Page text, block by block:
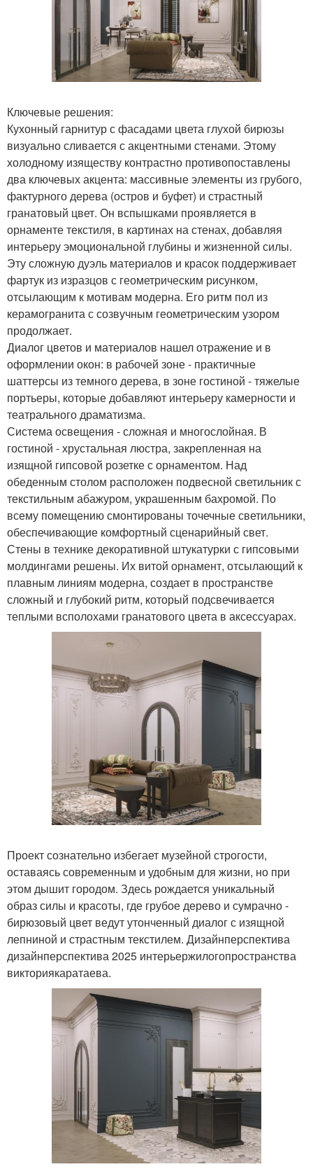
Ключевые решения:
Кухонный гарнитур с фасадами цвета глухой бирюзы
визуально сливается с акцентными стенами. Этому
холодному изяществу контрастно противопоставлены
два ключевых акцента: массивные элементы из грубого,
фактурного дерева (остров и буфет) и страстный
гранатовый цвет. Он вспышками проявляется в
орнаменте текстиля, в картинах на стенах, добавляя
интерьеру эмоциональной глубины и жизненной силы.
Эту сложную дуэль материалов и красок поддерживает
фартук из изразцов с геометрическим рисунком,
отсылающим к мотивам модерна. Его ритм пол из
керамогранита с созвучным геометрическим узором
продолжает.
Диалог цветов и материалов нашел отражение и в
оформлении окон: в рабочей зоне - практичные
шаттерсы из темного дерева, в зоне гостиной - тяжелые
портьеры, которые добавляют интерьеру камерности и
театрального драматизма.
Система освещения - сложная и многослойная. В
гостиной - хрустальная люстра, закрепленная на
изящной гипсовой розетке с орнаментом. Над
обеденным столом расположен подвесной светильник с
текстильным абажуром, украшенным бахромой. По
всему помещению смонтированы точечные светильники,
обеспечивающие комфортный сценарийный свет.
Стены в технике декоративной штукатурки с гипсовыми
молдингами решены. Их витой орнамент, отсылающий к
плавным линиям модерна, создает в пространстве
сложный и глубокий ритм, который подсвечивается
теплыми всполохами гранатового цвета в аксессуарах.
Проект сознательно избегает музейной строгости,
оставаясь современным и удобным для жизни, но при
этом дышит городом. Здесь рождается уникальный
образ силы и красоты, где грубое дерево и сумрачно -
бирюзовый цвет ведут утонченный диалог с изящной
лепниной и страстным текстилем. Дизайнперспектива
дизайнперспектива 2025 интерьержилогопространства
викториякаратаева.